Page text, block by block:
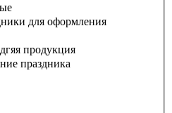
для оформления
продукция
праздника